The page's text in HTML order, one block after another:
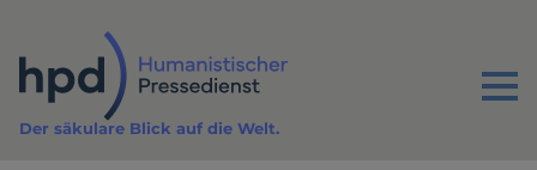
Inhalt
Menu
Der säkulare Blick auf die Welt.